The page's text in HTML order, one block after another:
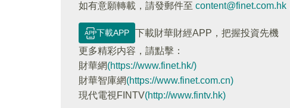
如有意願轉載，請發郵件至 content@finet.com.hk
下載APP
下載財華財經APP，把握投資先機
更多精彩内容，請點擊：
財華網(https://www.finet.hk/)
財華智庫網(https://www.finet.com.cn)
現代電視FINTV(http://www.fintv.hk)